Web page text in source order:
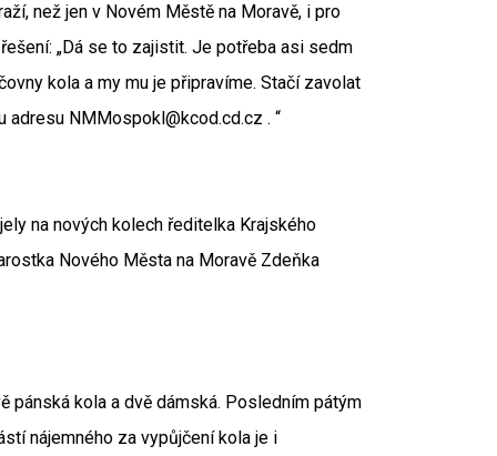
než jen v Novém Městě na Moravě, i pro
„Dá se to zajistit. Je potřeba asi sedm
kola a my mu je připravíme. Stačí zavolat
NMMospokl@kcod.cd.cz . “
na nových kolech ředitelka Krajského
Nového Města na Moravě Zdeňka
kola a dvě dámská. Posledním pátým
nájemného za vypůjčení kola je i